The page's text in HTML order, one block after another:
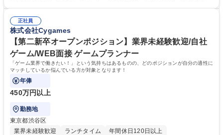
管理 ・福利厚生関連 ・職員からの問合せ、相談対応 ・その他日常の総務
業務全般 募集職種 【東京／文京区】公益財団法人の総務人事業務／年間
休日125日
正社員
株式会社Cygames
【第二新卒オープンポジション】業界未経験歓迎/自社
ゲーム/WEB面接 ゲームプランナー
「ゲーム業界で働きたい！」という気持ちはあるものの、どのポジションが自分の適性に
マッチしているか悩んでいる方が対象となります！
年俸
450万円以上
勤務地
東京都渋谷区
業界未経験歓迎
ランチタイム
年間休日120日以上